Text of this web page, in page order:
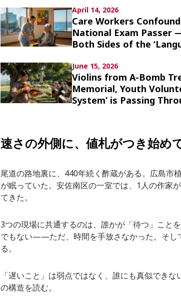
April 14, 2026
Care Workers
National Exam Passer
Both Sides of the
June 15, 2026
Violins from A-Bomb
Memorial, Youth
System’ is Passing
速さの外側に、値札がつき始め
尾道の路地裏に、440年続く酢蔵がある。広島市
が眠っていた。安佐南区の一室では、1人の作家
てきた。
3つの現場に共通するのは、誰かが「待つ」こと
でもない——ただ、時間を手放さなかった。そし
る。
「遅いこと」は弱点ではなく、誰にも真似でき
の構造を読む。